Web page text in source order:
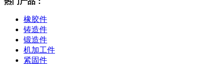
橡胶件
铸造件
锻造件
机加工件
紧固件